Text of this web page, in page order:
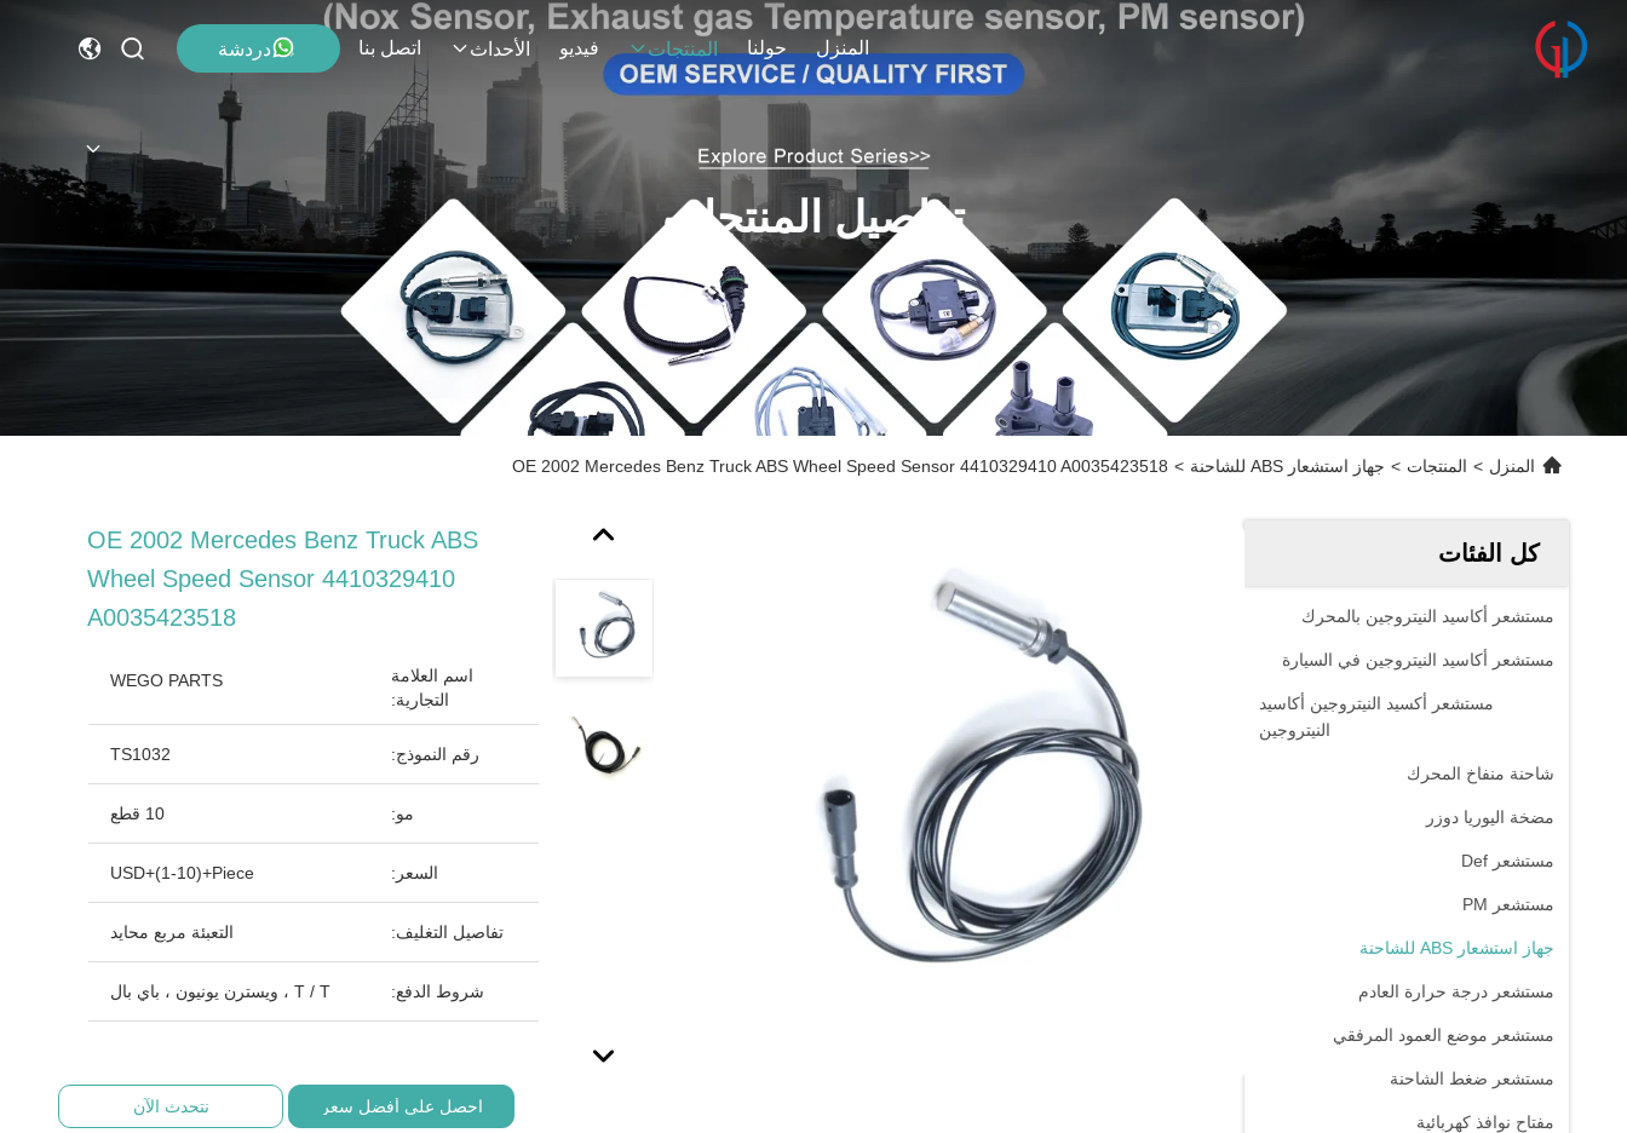
المنزل حولنا المنتجات فيديو الأحداث اتصل بنا دردشة
تفاصيل المنتجات
المنزل > المنتجات > جهاز استشعار ABS للشاحنة >
OE 2002 Mercedes Benz Truck ABS Wheel Speed ​​Sensor 4410329410 A0035423518
كل الفئات
مستشعر أكاسيد النيتروجين بالمحرك
مستشعر أكاسيد النيتروجين في السيارة
مستشعر أكسيد النيتروجين أكاسيد
النيتروجين
شاحنة منفاخ المحرك
مضخة اليوريا دوزر
مستشعر Def
مستشعر PM
جهاز استشعار ABS للشاحنة
مستشعر درجة حرارة العادم
مستشعر موضع العمود المرفقي
مستشعر ضغط الشاحنة
مفتاح نوافذ كهربائية
OE 2002 Mercedes Benz Truck ABS
Wheel Speed ​​Sensor 4410329410
A0035423518
اسم العلامة
التجارية:
WEGO PARTS
رقم النموذج: TS1032
مو: 10 قطع
السعر: USD+(1-10)+Piece
تفاصيل التغليف: التعبئة مربع محايد
شروط الدفع: T / T ، ويسترن يونيون ، باي بال
احصل على أفضل سعر نتحدث الآن